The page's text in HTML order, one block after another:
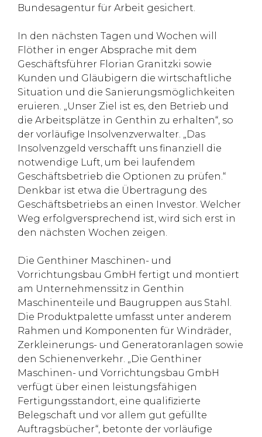
Bundesagentur für Arbeit gesichert.
In den nächsten Tagen und Wochen will
Flöther in enger Absprache mit dem
Geschäftsführer Florian Granitzki sowie
Kunden und Gläubigern die wirtschaftliche
Situation und die Sanierungsmöglichkeiten
eruieren. „Unser Ziel ist es, den Betrieb und
die Arbeitsplätze in Genthin zu erhalten“, so
der vorläufige Insolvenzverwalter. „Das
Insolvenzgeld verschafft uns finanziell die
notwendige Luft, um bei laufendem
Geschäftsbetrieb die Optionen zu prüfen.“
Denkbar ist etwa die Übertragung des
Geschäftsbetriebs an einen Investor. Welcher
Weg erfolgversprechend ist, wird sich erst in
den nächsten Wochen zeigen.
Die Genthiner Maschinen- und
Vorrichtungsbau GmbH fertigt und montiert
am Unternehmenssitz in Genthin
Maschinenteile und Baugruppen aus Stahl.
Die Produktpalette umfasst unter anderem
Rahmen und Komponenten für Windräder,
Zerkleinerungs- und Generatoranlagen sowie
den Schienenverkehr. „Die Genthiner
Maschinen- und Vorrichtungsbau GmbH
verfügt über einen leistungsfähigen
Fertigungsstandort, eine qualifizierte
Belegschaft und vor allem gut gefüllte
Auftragsbücher“, betonte der vorläufige